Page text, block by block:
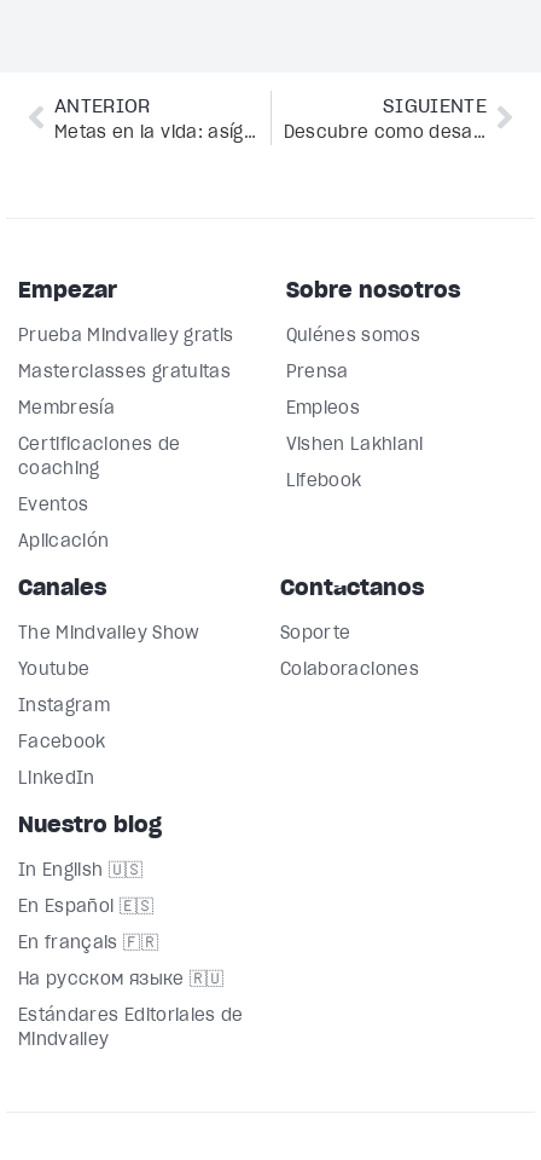
ANTERIOR
Metas en la vida: asígnale un sentido a tus acciones
SIGUIENTE
Descubre como desarrollar la fuerza de voluntad y lograr tus metas
Empezar
Prueba Mindvalley gratis
Masterclasses gratuitas
Membresía
Certificaciones de
coaching
Eventos
Aplicación
Sobre nosotros
Quiénes somos
Prensa
Empleos
Vishen Lakhiani
Lifebook
Canales
The Mindvalley Show
Youtube
Instagram
Facebook
LinkedIn
Contáctanos
Soporte
Colaboraciones
Nuestro blog
In English 🇺🇸
En Español 🇪🇸
En français 🇫🇷
На русском языке 🇷🇺
Estándares Editoriales de
Mindvalley